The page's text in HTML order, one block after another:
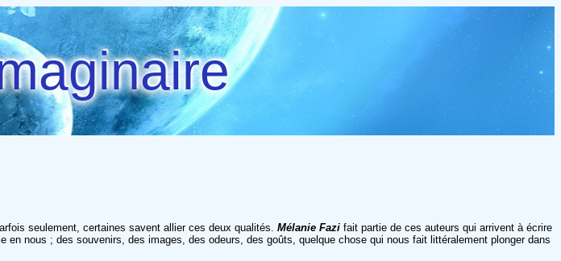
seulement, certaines savent allier ces deux qualités. Mélanie Fazi fait partie de ces auteurs qui arrivent à écrire
nous ; des souvenirs, des images, des odeurs, des goûts, quelque chose qui nous fait littéralement plonger dans